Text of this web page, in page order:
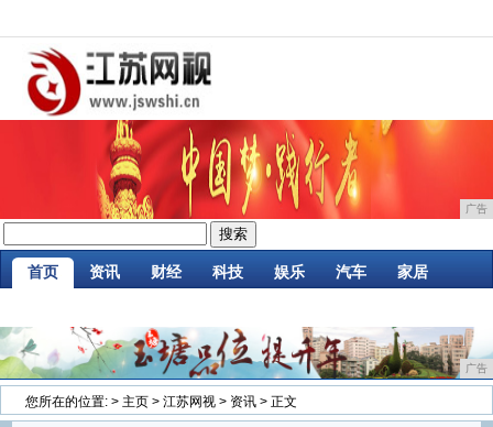
广告
首页 资讯 财经 科技 娱乐 汽车 家居
广告
您所在的位置: > 主页 > 江苏网视 > 资讯 > 正文